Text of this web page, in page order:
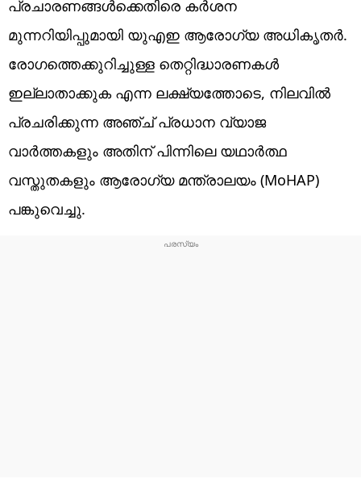
പ്രചാരണങ്ങൾക്കെതിരെ കർശന
മുന്നറിയിപ്പുമായി യുഎഇ ആരോഗ്യ അധികൃതർ.
രോഗത്തെക്കുറിച്ചുള്ള തെറ്റിദ്ധാരണകൾ
ഇല്ലാതാക്കുക എന്ന ലക്ഷ്യത്തോടെ, നിലവിൽ
പ്രചരിക്കുന്ന അഞ്ച് പ്രധാന വ്യാജ
വാർത്തകളും അതിന് പിന്നിലെ യഥാർത്ഥ
വസ്തുതകളും ആരോഗ്യ മന്ത്രാലയം (MoHAP)
പങ്കുവെച്ചു.